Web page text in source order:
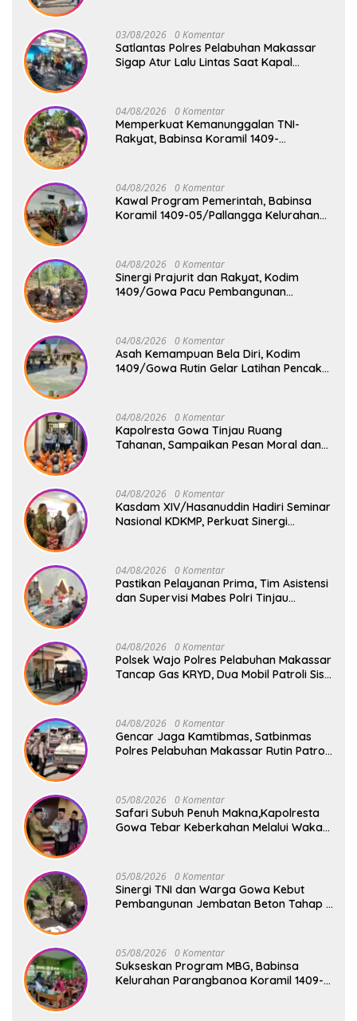
03/08/2026 0 Komentar
Satlantas Polres Pelabuhan Makassar
Sigap Atur Lalu Lintas Saat Kapal
04/08/2026 0 Komentar
Memperkuat Kemanunggalan TNI-
Rakyat, Babinsa Koramil 1409-
04/08/2026 0 Komentar
Kawal Program Pemerintah, Babinsa
Koramil 1409-05/Pallangga Kelurahan
04/08/2026 0 Komentar
Sinergi Prajurit dan Rakyat, Kodim
1409/Gowa Pacu Pembangunan
04/08/2026 0 Komentar
Asah Kemampuan Bela Diri, Kodim
1409/Gowa Rutin Gelar Latihan Pencak
04/08/2026 0 Komentar
Kapolresta Gowa Tinjau Ruang
Tahanan, Sampaikan Pesan Moral dan
04/08/2026 0 Komentar
Kasdam XIV/Hasanuddin Hadiri Seminar
Nasional KDKMP, Perkuat Sinergi
04/08/2026 0 Komentar
Pastikan Pelayanan Prima, Tim Asistensi
dan Supervisi Mabes Polri Tinjau
04/08/2026 0 Komentar
Polsek Wajo Polres Pelabuhan Makassar
Tancap Gas KRYD, Dua Mobil Patroli Sisir
04/08/2026 0 Komentar
Gencar Jaga Kamtibmas, Satbinmas
Polres Pelabuhan Makassar Rutin Patroli
05/08/2026 0 Komentar
Safari Subuh Penuh Makna,Kapolresta
Gowa Tebar Keberkahan Melalui Wakaf
05/08/2026 0 Komentar
Sinergi TNI dan Warga Gowa Kebut
Pembangunan Jembatan Beton Tahap V
05/08/2026 0 Komentar
Sukseskan Program MBG, Babinsa
Kelurahan Parangbanoa Koramil 1409-